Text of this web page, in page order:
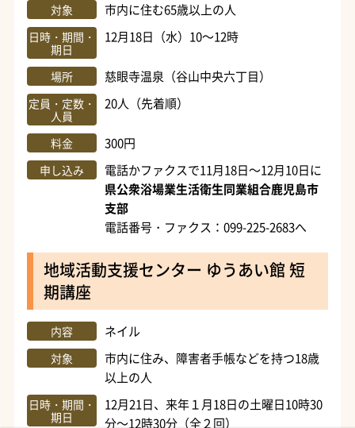
対象 市内に住む65歳以上の人
日時・期間・
期日
12月18日（水）10～12時
場所 慈眼寺温泉（谷山中央六丁目）
定員・定数・
人員
20人（先着順）
料金 300円
申し込み
電話かファクスで11月18日～12月10日に
県公衆浴場業生活衛生同業組合鹿児島市
支部
電話番号・ファクス：099-225-2683へ
地域活動支援センター ゆうあい館 短
期講座
内容 ネイル
対象
市内に住み、障害者手帳などを持つ18歳
以上の人
日時・期間・
期日
12月21日、来年１月18日の土曜日10時30
分～12時30分（全２回）